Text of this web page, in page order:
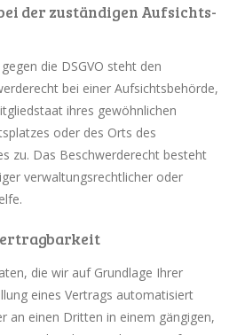
der zuständigen Aufsichts­
die DSGVO steht den
bei einer Aufsichtsbehörde,
ihres gewöhnlichen
oder des Orts des
zu. Das Beschwerderecht besteht
verwaltungsrechtlicher oder
die wir auf Grundlage Ihrer
eines Vertrags automatisiert
an einen Dritten in einem gängigen,